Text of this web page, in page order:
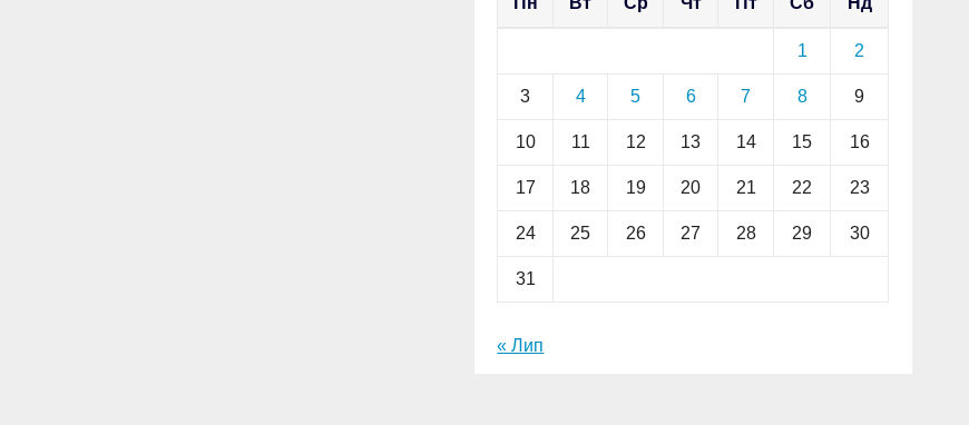
1 2
3 4 5 6 7 8 9
10 11 12 13 14 15 16
17 18 19 20 21 22 23
24 25 26 27 28 29 30
31
« Лип